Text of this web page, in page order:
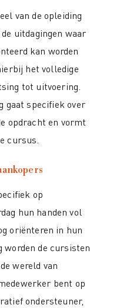
van de opleiding
uitdagingen waar
kan worden
het volledige
tot uitvoering.
gaat specifiek over
opdracht en vormt
cursus.
op
hun handen vol
oriënteren in hun
worden de cursisten
wereld van
bent op
ondersteuner,